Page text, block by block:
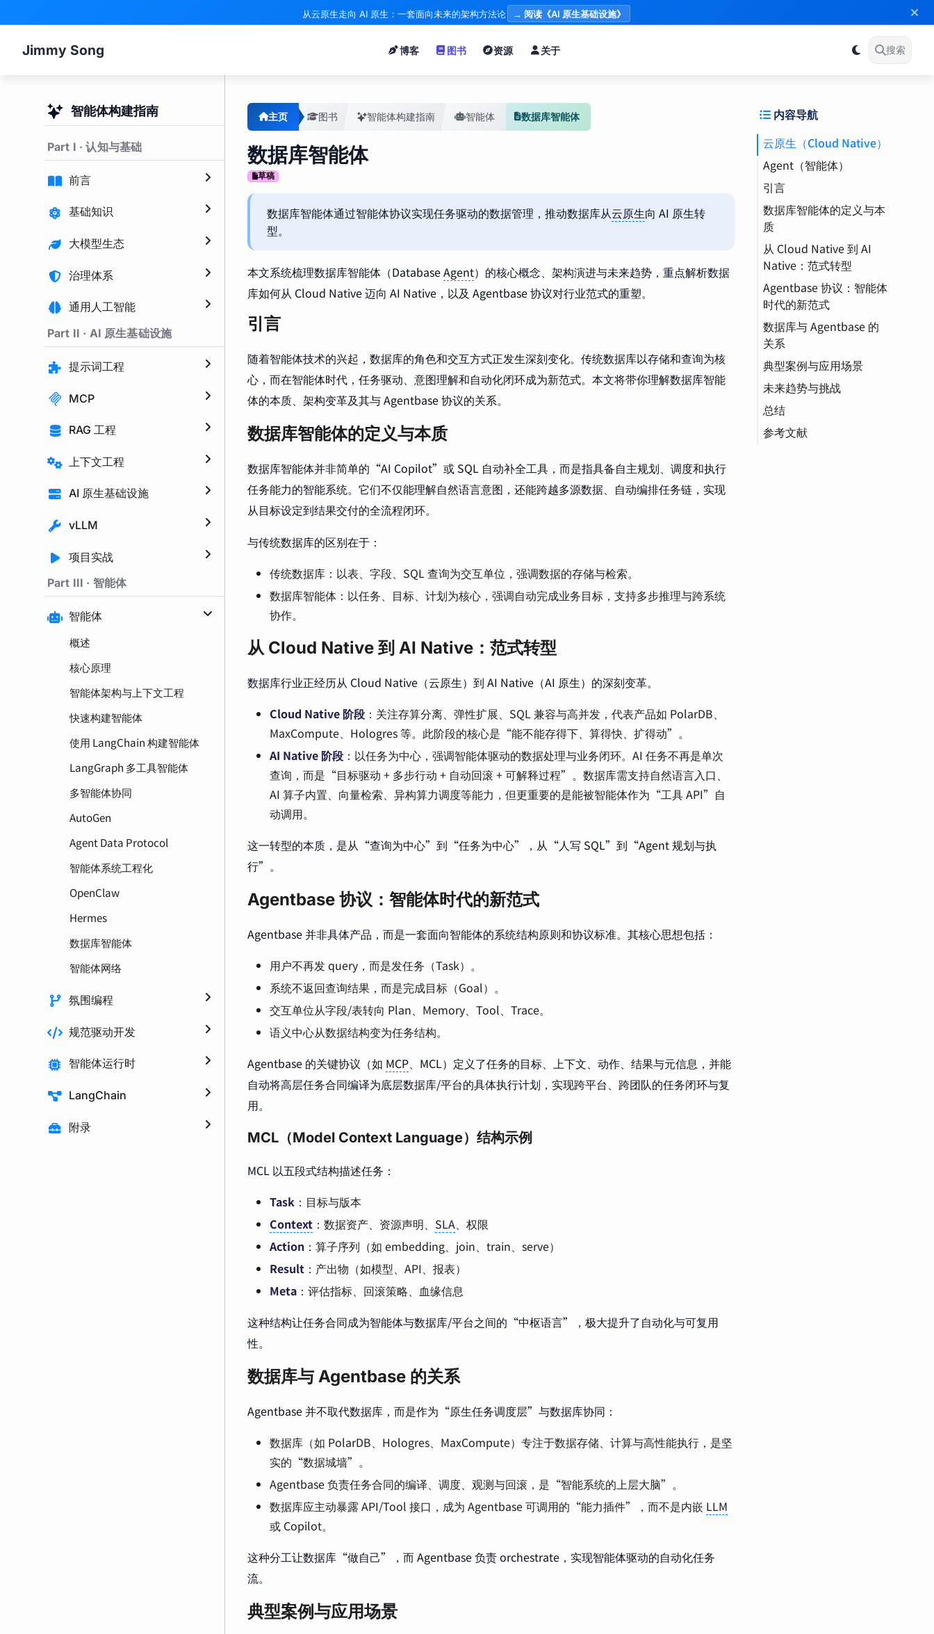
从云原生走向 AI 原生：一套面向未来的架构方法论 → 阅读《AI 原生基础设施》
Jimmy Song 博客 图书 资源 关于 搜索
智能体构建指南
Part I · 认知与基础
前言
基础知识
大模型生态
治理体系
通用人工智能
Part II · AI 原生基础设施
提示词工程
MCP
RAG 工程
上下文工程
AI 原生基础设施
vLLM
项目实战
Part III · 智能体
智能体
概述
核心原理
智能体架构与上下文工程
快速构建智能体
使用 LangChain 构建智能体
LangGraph 多工具智能体
多智能体协同
AutoGen
Agent Data Protocol
智能体系统工程化
OpenClaw
Hermes
数据库智能体
智能体网络
氛围编程
规范驱动开发
智能体运行时
LangChain
附录
主页 图书 智能体构建指南 智能体 数据库智能体
数据库智能体
草稿
数据库智能体通过智能体协议实现任务驱动的数据管理，推动数据库从云原生向 AI 原生转
型。
本文系统梳理数据库智能体（DatabaseAgent）的核心概念、架构演进与未来趋势，重点解析数据
库如何从 Cloud Native 迈向 AI Native，以及 Agentbase 协议对行业范式的重塑。
引言
随着智能体技术的兴起，数据库的角色和交互方式正发生深刻变化。传统数据库以存储和查询为核
心，而在智能体时代，任务驱动、意图理解和自动化闭环成为新范式。本文将带你理解数据库智能
体的本质、架构变革及其与 Agentbase 协议的关系。
数据库智能体的定义与本质
数据库智能体并非简单的“AI Copilot”或 SQL 自动补全工具，而是指具备自主规划、调度和执行
任务能力的智能系统。它们不仅能理解自然语言意图，还能跨越多源数据、自动编排任务链，实现
从目标设定到结果交付的全流程闭环。
与传统数据库的区别在于：
传统数据库：以表、字段、SQL 查询为交互单位，强调数据的存储与检索。
数据库智能体：以任务、目标、计划为核心，强调自动完成业务目标，支持多步推理与跨系统
协作。
从 Cloud Native 到 AI Native：范式转型
数据库行业正经历从 Cloud Native（云原生）到 AI Native（AI 原生）的深刻变革。
Cloud Native 阶段 ：关注存算分离、弹性扩展、SQL 兼容与高并发，代表产品如 PolarDB、
MaxCompute、Hologres 等。此阶段的核心是“能不能存得下、算得快、扩得动”。
AI Native 阶段 ：以任务为中心，强调智能体驱动的数据处理与业务闭环。AI 任务不再是单次
查询，而是“目标驱动 + 多步行动 + 自动回滚 + 可解释过程”。数据库需支持自然语言入口、
AI 算子内置、向量检索、异构算力调度等能力，但更重要的是能被智能体作为“工具 API”自
动调用。
这一转型的本质，是从“查询为中心”到“任务为中心”，从“人写 SQL”到“Agent 规划与执
行”。
Agentbase 协议：智能体时代的新范式
Agentbase 并非具体产品，而是一套面向智能体的系统结构原则和协议标准。其核心思想包括：
用户不再发 query，而是发任务（Task）。
系统不返回查询结果，而是完成目标（Goal）。
交互单位从字段/表转向 Plan、Memory、Tool、Trace。
语义中心从数据结构变为任务结构。
Agentbase 的关键协议（如 MCP 、MCL）定义了任务的目标、上下文、动作、结果与元信息，并能
自动将高层任务合同编译为底层数据库/平台的具体执行计划，实现跨平台、跨团队的任务闭环与复
用。
MCL（Model Context Language）结构示例
MCL 以五段式结构描述任务：
Task ：目标与版本
Context ：数据资产、资源声明、 SLA 、权限
Action ：算子序列（如 embedding、join、train、serve）
Result ：产出物（如模型、API、报表）
Meta ：评估指标、回滚策略、血缘信息
这种结构让任务合同成为智能体与数据库/平台之间的“中枢语言”，极大提升了自动化与可复用
性。
数据库与 Agentbase 的关系
Agentbase 并不取代数据库，而是作为“原生任务调度层”与数据库协同：
数据库（如 PolarDB、Hologres、MaxCompute）专注于数据存储、计算与高性能执行，是坚
实的“数据城墙”。
Agentbase 负责任务合同的编译、调度、观测与回滚，是“智能系统的上层大脑”。
数据库应主动暴露 API/Tool 接口，成为 Agentbase 可调用的“能力插件”，而不是内嵌 LLM
或 Copilot。
这种分工让数据库“做自己”，而 Agentbase 负责 orchestrate，实现智能体驱动的自动化任务
流。
典型案例与应用场景
内容导航
云原生（Cloud Native）
Agent（智能体）
引言
数据库智能体的定义与本
质
从 Cloud Native 到 AI
Native：范式转型
Agentbase 协议：智能体
时代的新范式
MCP（模型上下文协
议）
MCL（Model Context
Language）结构示例
Context（上下文）
SLA（服务等级协
议）
数据库与 Agentbase 的
关系
LLM（大语言模型）
典型案例与应用场景
ETL（抽取 - 转换 - 加
载）
训练（Training）
未来趋势与挑战
总结
参考文献